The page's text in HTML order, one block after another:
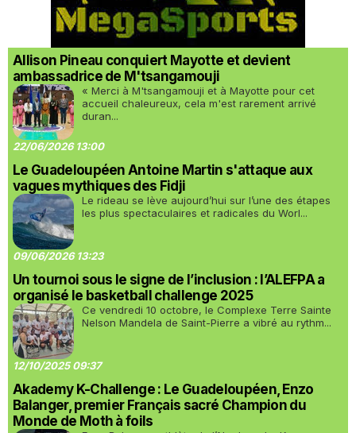
Allison Pineau conquiert Mayotte et devient
ambassadrice de M'tsangamouji
« Merci à M'tsangamouji et à Mayotte pour cet
accueil chaleureux, cela m'est rarement arrivé
duran...
22/06/2026 13:00
Le Guadeloupéen Antoine Martin s'attaque aux
vagues mythiques des Fidji
Le rideau se lève aujourd’hui sur l’une des étapes
les plus spectaculaires et radicales du Worl...
09/06/2026 13:23
Un tournoi sous le signe de l’inclusion : l’ALEFPA a
organisé le basketball challenge 2025
Ce vendredi 10 octobre, le Complexe Terre Sainte
Nelson Mandela de Saint-Pierre a vibré au rythm...
12/10/2025 09:37
Akademy K-Challenge : Le Guadeloupéen, Enzo
Balanger, premier Français sacré Champion du
Monde de Moth à foils